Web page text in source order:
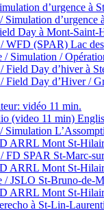
d’urgence à
Simulation d’urgence
Day à Mont-Saint-
WFD (SPAR) Lac
/ Simulation /
Field Day d’hiver à
Field Day d’Hiver /
vidéo 11 min.
(video 11 min)
Simulation
ARRL Mont St-
FD SPAR St-Marc-
ARRL Mont St-
/ JSLO St-Bruno-de-
ARRL Mont St-
à St-Lin-